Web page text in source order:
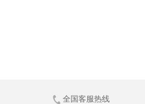
全国客服热线